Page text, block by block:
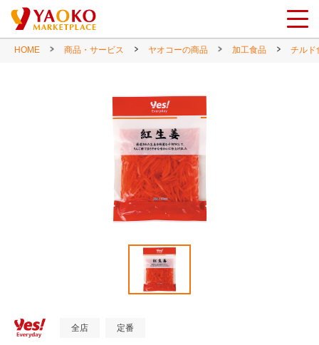
HOME 商品・サービス ヤオコーの商品 加工食品 チルド
全店 定番